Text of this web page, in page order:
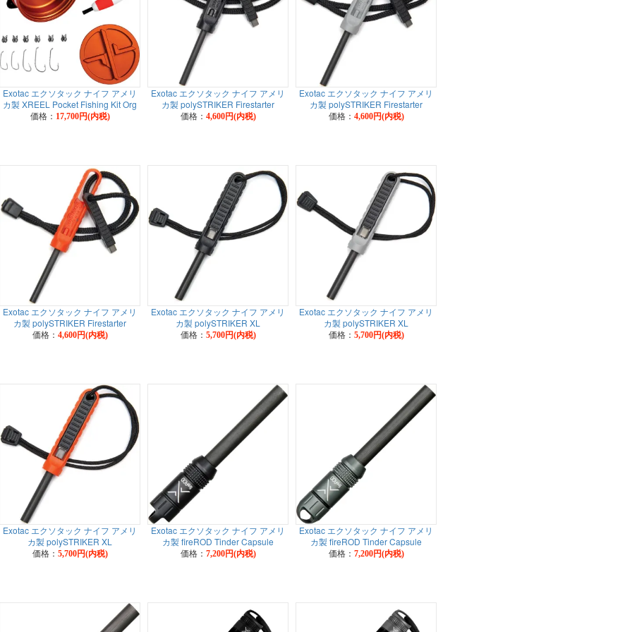
Exotac エクソタック ナイフ アメリ
カ製 XREEL Pocket Fishing Kit Org
価格： 17,700円(内税)
Exotac エクソタック ナイフ アメリ
カ製 polySTRIKER Firestarter
価格： 4,600円(内税)
Exotac エクソタック ナイフ アメリ
カ製 polySTRIKER Firestarter
価格： 4,600円(内税)
Exotac エクソタック ナイフ アメリ
カ製 polySTRIKER Firestarter
価格： 4,600円(内税)
Exotac エクソタック ナイフ アメリ
カ製 polySTRIKER XL
価格： 5,700円(内税)
Exotac エクソタック ナイフ アメリ
カ製 polySTRIKER XL
価格： 5,700円(内税)
Exotac エクソタック ナイフ アメリ
カ製 polySTRIKER XL
価格： 5,700円(内税)
Exotac エクソタック ナイフ アメリ
カ製 fireROD Tinder Capsule
価格： 7,200円(内税)
Exotac エクソタック ナイフ アメリ
カ製 fireROD Tinder Capsule
価格： 7,200円(内税)